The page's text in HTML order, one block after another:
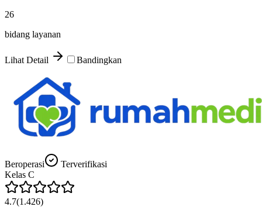
26
bidang layanan
Lihat Detail Bandingkan
Beroperasi
Terverifikasi
Kelas C
4.7(1.426)